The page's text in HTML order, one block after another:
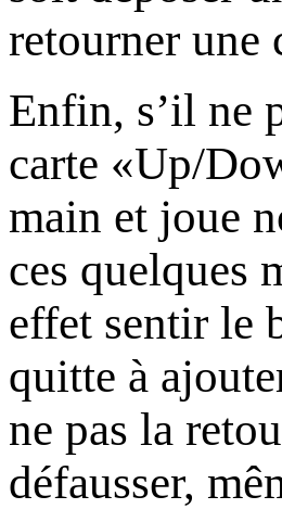
retourner une
Enfin, s’il ne
carte «Up/
main et joue
ces quelques
effet sentir le
quitte à
ne pas la
défausser,